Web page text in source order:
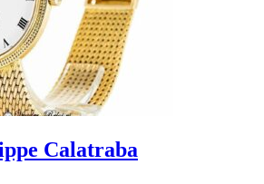
Calatraba